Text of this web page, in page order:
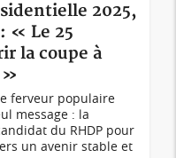
2025,
« Le 25
la coupe à
»
ferveur populaire
message : la
du RHDP pour
un avenir stable et